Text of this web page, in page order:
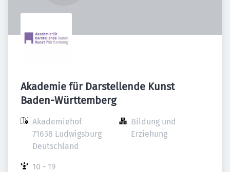
Akademie für Darstellende Kunst
Baden-Württemberg
Akademiehof
71638 Ludwigsburg
Deutschland
Bildung und
Erziehung
10 - 19